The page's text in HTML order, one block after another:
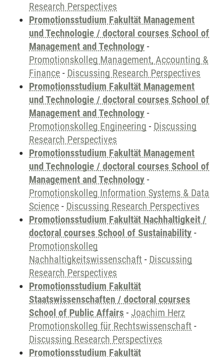
Research Perspectives
Promotionsstudium Fakultät Management
und Technologie / doctoral courses School of
Management and Technology -
Promotionskolleg Management, Accounting &
Finance - Discussing Research Perspectives
Promotionsstudium Fakultät Management
und Technologie / doctoral courses School of
Management and Technology -
Promotionskolleg Engineering - Discussing
Research Perspectives
Promotionsstudium Fakultät Management
und Technologie / doctoral courses School of
Management and Technology -
Promotionskolleg Information Systems & Data
Science - Discussing Research Perspectives
Promotionsstudium Fakultät Nachhaltigkeit /
doctoral courses School of Sustainability -
Promotionskolleg
Nachhaltigkeitswissenschaft - Discussing
Research Perspectives
Promotionsstudium Fakultät
Staatswissenschaften / doctoral courses
School of Public Affairs - Joachim Herz
Promotionskolleg für Rechtswissenschaft -
Discussing Research Perspectives
Promotionsstudium Fakultät